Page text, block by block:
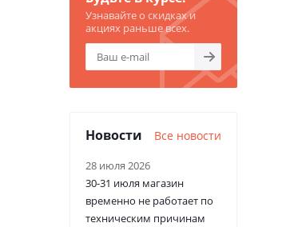
Узнавайте о скидках и
акциях раньше всех.
Новости Все новости
28 июля 2026
30-31 июля магазин
временно не работает по
техническим причинам